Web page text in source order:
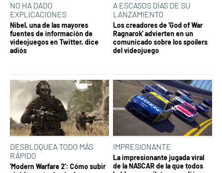
NO HA DADO
EXPLICACIONES
Nibel, una de las mayores
fuentes de información de
videojuegos en Twitter, dice
adiós
A ESCASOS DÍAS DE SU
LANZAMIENTO
Los creadores de 'God of War
Ragnarok' advierten en un
comunicado sobre los spoílers
del videojuego
DESBLOQUEA TODO MÁS
RÁPIDO
'Modern Warfare 2': Cómo subir
IMPRESIONANTE
La impresionante jugada viral
de la NASCAR de la que todos